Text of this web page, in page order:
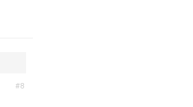
#8